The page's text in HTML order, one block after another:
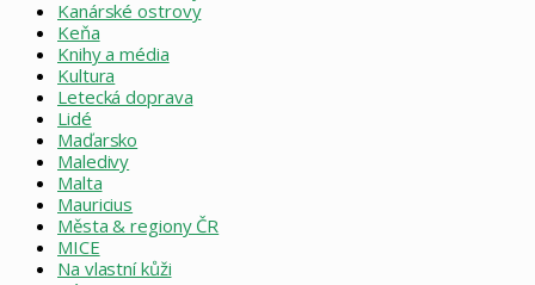
Kanárské ostrovy
Keňa
Knihy a média
Kultura
Letecká doprava
Lidé
Maďarsko
Maledivy
Malta
Mauricius
Města & regiony ČR
MICE
Na vlastní kůži